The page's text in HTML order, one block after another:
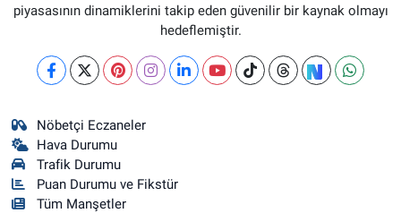
piyasasının dinamiklerini takip eden güvenilir bir kaynak olmayı
hedeflemiştir.
Nöbetçi Eczaneler
Hava Durumu
Trafik Durumu
Puan Durumu ve Fikstür
Tüm Manşetler